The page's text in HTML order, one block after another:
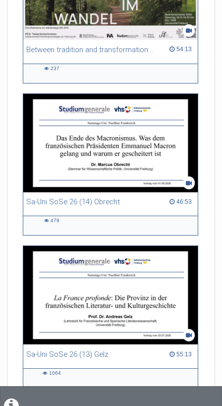
Between tradition and transformation: how owners, advisers and institutions co-create knowledge for resilient forests in Europe 54:13
54:13 duration
237
Sa-Uni SoSe 26 (14) Obrecht 46:53
46:53 duration
479
Sa-Uni SoSe 26 (13) Gelz 55:13
55:13 duration
1064